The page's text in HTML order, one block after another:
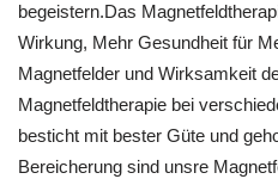
begeistern.Das
Wirkung, Mehr Gesundheit für
Magnetfelder und Wirksamkeit
Magnetfeldtherapie bei
besticht mit bester Güte und
Bereicherung sind unsre